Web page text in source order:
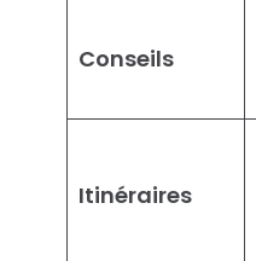
Conseils
Itinéraires